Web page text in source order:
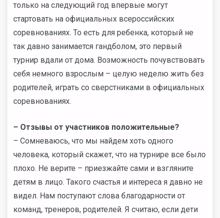
только на следующий год впервые могут
стартовать на официальных всероссийских
соревнованиях. То есть для ребенка, который не
так давно занимается гандболом, это первый
турнир вдали от дома. Возможность почувствовать
себя немного взрослым – целую неделю жить без
родителей, играть со сверстниками в официальных
соревнованиях.
– Отзывы от участников положительные?
– Сомневаюсь, что мы найдем хоть одного
человека, который скажет, что на турнире все было
плохо. Не верите – приезжайте сами и взгляните
детям в лицо. Такого счастья и интереса я давно не
видел. Нам поступают слова благодарности от
команд, тренеров, родителей. Я считаю, если дети